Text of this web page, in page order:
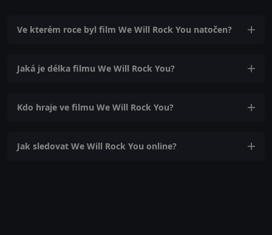
Ve kterém roce byl film We Will Rock You natočen?
Jaká je délka filmu We Will Rock You?
Kdo hraje ve filmu We Will Rock You?
Jak sledovat We Will Rock You online?